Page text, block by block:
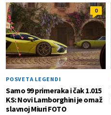
0
POSVETA LEGENDI
Samo 99 primeraka i čak 1.015
KS: Novi Lamborghini je omaž
slavnoj Miuri FOTO